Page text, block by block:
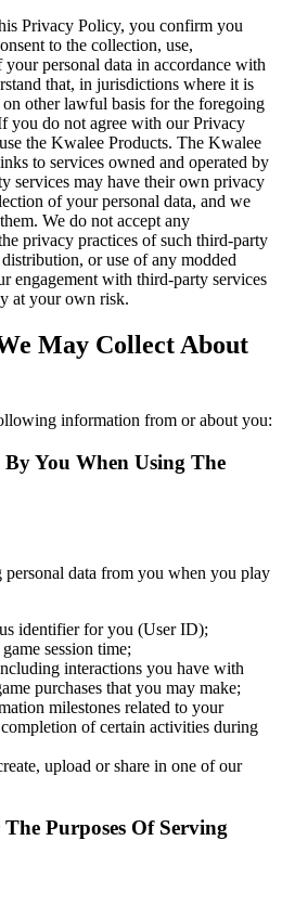
Privacy Policy, you confirm you
to the collection, use,
personal data in accordance with
that, in jurisdictions where it is
other lawful basis for the foregoing
you do not agree with our Privacy
the Kwalee Products. The Kwalee
to services owned and operated by
services may have their own privacy
of your personal data, and we
We do not accept any
privacy practices of such third-party
or use of any modded
engagement with third-party services
at your own risk.
May Collect About
information from or about you:
You When Using The
data from you when you play
identifier for you (User ID);
session time;
interactions you have with
purchases that you may make;
milestones related to your
completion of certain activities during
upload or share in one of our
Purposes Of Serving